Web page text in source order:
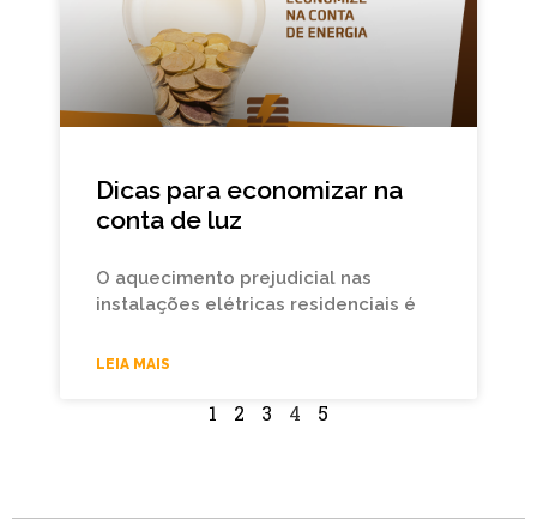
Dicas para economizar na
conta de luz
O aquecimento prejudicial nas
instalações elétricas residenciais é
LEIA MAIS
1 2 3 4 5